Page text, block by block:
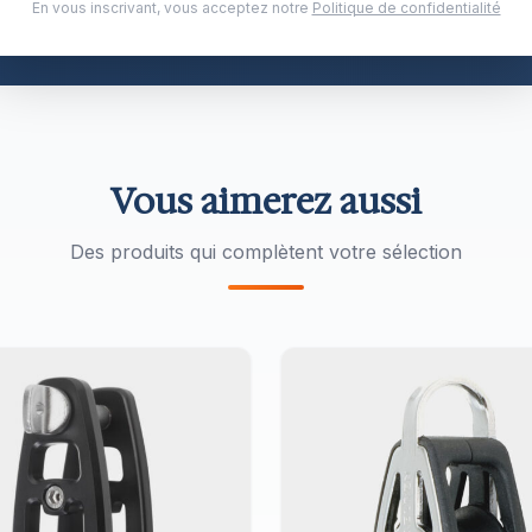
Vous aimerez aussi
Des produits qui complètent votre sélection
En vous inscrivant, vous acceptez notre Politique de confidentialité